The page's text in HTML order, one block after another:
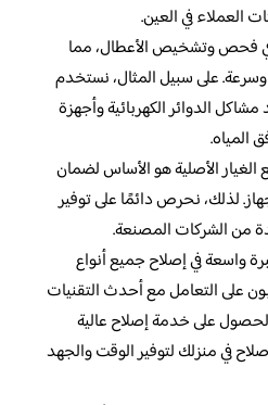
العملاء في العين.
فحص وتشخيص الأعطال، مما
على سبيل المثال، نستخدم
الدوائر الكهربائية وأجهزة
المياه.
الأصلية هو الأساس لضمان
لذلك، نحرص دائمًا على توفير
من الشركات المصنعة.
واسعة في إصلاح جميع أنواع
على التعامل مع أحدث التقنيات
على خدمة إصلاح عالية
في منزلك لتوفير الوقت والجهد